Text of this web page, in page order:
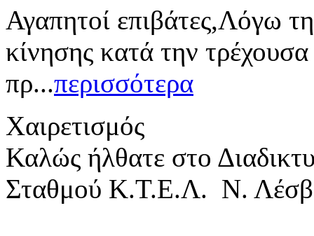
Αγαπητοί επιβάτες,Λόγω
κίνησης κατά την
πρ...περισσότερα
Χαιρετισμός
Καλώς ήλθατε στο
Σταθμού Κ.Τ.Ε.Λ. Ν.